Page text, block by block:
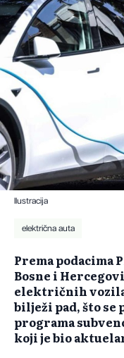
Ilustracija
električna auta
Prema podacima
Bosne i
električnih vozila
bilježi pad, što se
programa
koji je bio